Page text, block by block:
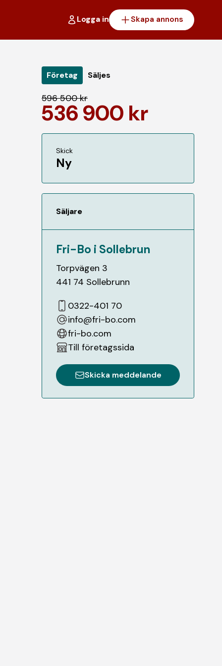
Logga in Skapa annons
Företag Säljes
596 500 kr
536 900 kr
Skick
Ny
Säljare
Fri-Bo i Sollebrun
Torpvägen 3
441 74 Sollebrunn
0322-401 70
info@fri-bo.com
fri-bo.com
Till företagssida
Skicka meddelande